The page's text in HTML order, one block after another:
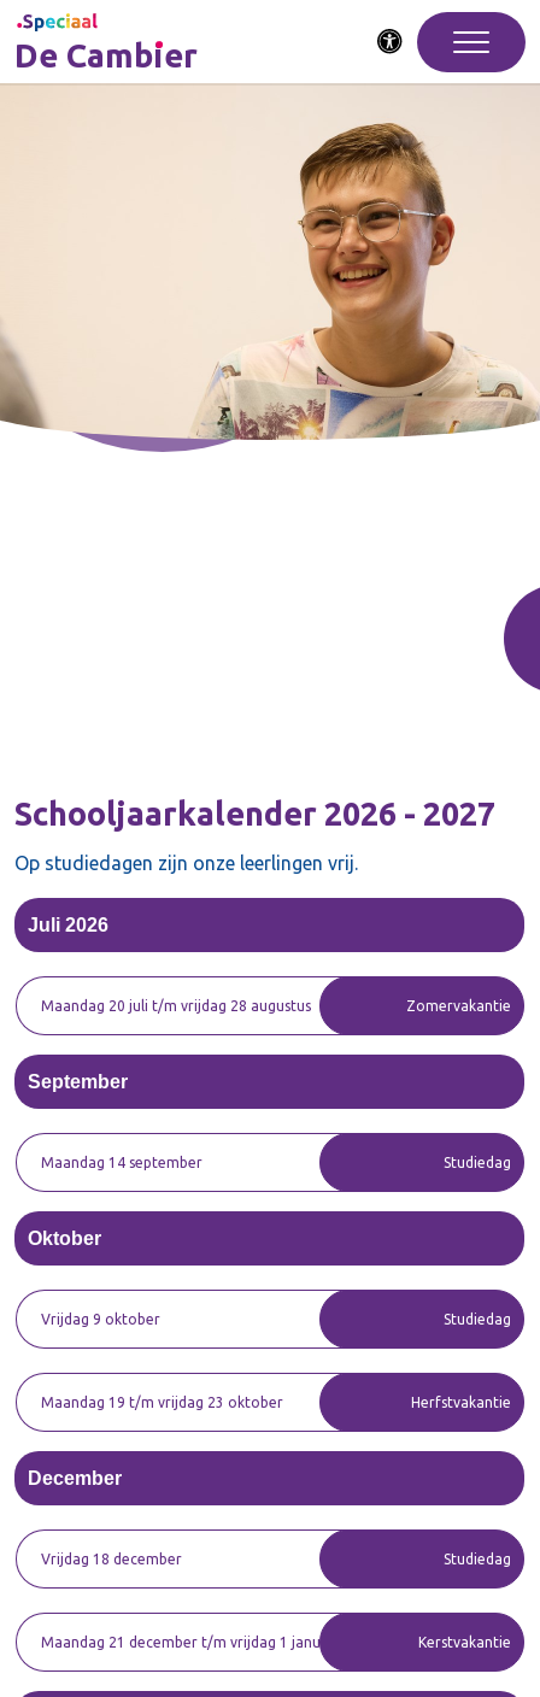
De Cambier Toegankelijkheid
De Cambier staat bekend als
Schooljaarkalender 2026 - 2027
Op studiedagen zijn onze leerlingen vrij.
Juli 2026
Maandag 20 juli t/m vrijdag 28 augustus Zomervakantie
September
Maandag 14 september Studiedag
Oktober
Vrijdag 9 oktober Studiedag
Maandag 19 t/m vrijdag 23 oktober Herfstvakantie
December
Vrijdag 18 december Studiedag
Maandag 21 december t/m vrijdag 1 januari Kerstvakantie